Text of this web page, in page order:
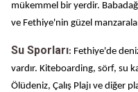
mükemmel bir yerdir.
ve Fethiye'nin güzel
Su Sporları: Fethiye'de
vardır. Kiteboarding, sörf, su
Ölüdeniz, Çalış Plajı ve diğer